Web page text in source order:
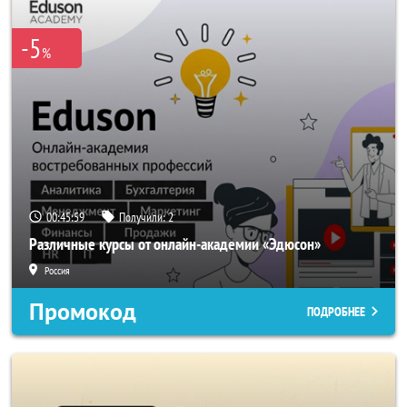
-5%
00:45:58 Получили:2
Различные курсы от онлайн-академии «Эдюсон»
Россия
Промокод ПОДРОБНЕЕ